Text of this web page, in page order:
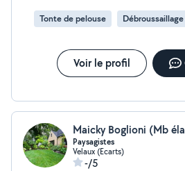
Tonte de pelouse
Voir le profil
Maicky Boglioni (Mb
Paysagistes
Velaux (Ecarts)
-/5